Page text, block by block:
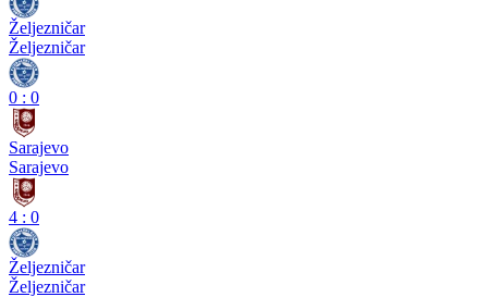
Željezničar
Željezničar
0 : 0
Sarajevo
Sarajevo
4 : 0
Željezničar
Željezničar